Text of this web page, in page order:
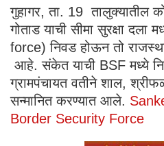
गुहागर, ता. 19
गोताड याची सीमा सुरक्षा
force) निवड होऊन तो
आहे. संकेत याची BSF मध्ये
ग्रामपंचायत वतीने शाल,
सन्मानित करण्यात आले.
Border Security Force